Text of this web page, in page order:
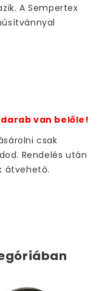
A Sempertex
van belőle!
csak
Rendelés után
átvehető.